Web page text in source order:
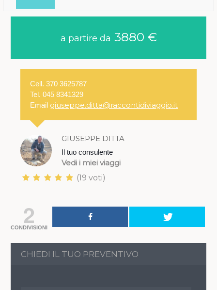
a partire da 3880 €
Cell. 370 3625787​
Tel. 045 8341329
Email giuseppe.ditta@raccontidiviaggio.it
GIUSEPPE DITTA
Il tuo consulente
Vedi i miei viaggi
(19 voti)
2
CONDIVISIONI
CHIEDI IL TUO PREVENTIVO